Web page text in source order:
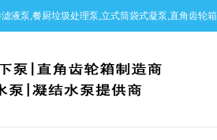
液泵,餐厨垃圾处理泵,立式筒袋式凝泵,直角齿轮箱